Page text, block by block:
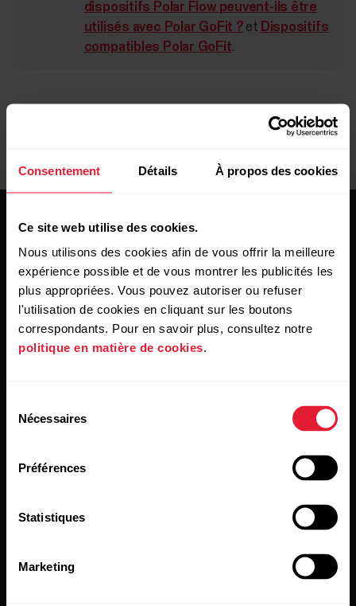
Consentement Détails À propos des cookies
Ce site web utilise des cookies.
Nous utilisons des cookies afin de vous offrir la meilleure
expérience possible et de vous montrer les publicités les
plus appropriées. Vous pouvez autoriser ou refuser
l'utilisation de cookies en cliquant sur les boutons
correspondants. Pour en savoir plus, consultez notre
politique en matière de cookies.
Nécessaires
Préférences
Statistiques
Marketing
dispositifs Polar Flow peuvent-ils être
utilisés avec Polar GoFit ? et Dispositifs
compatibles Polar GoFit.
Restez au courant !
Inscrivez-vous à notre newsletter bimensuelle pour
En cliquant sur « Je m'abonne », vous acceptez de recevoir